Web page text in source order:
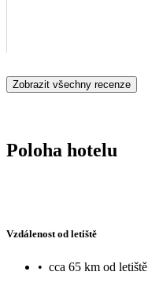
Zobrazit všechny recenze
Poloha hotelu
Vzdálenost od letiště
• cca 65 km od letiště